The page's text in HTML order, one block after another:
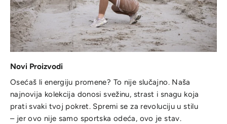
Novi Proizvodi
Osećaš li energiju promene? To nije slučajno. Naša
najnovija kolekcija donosi svežinu, strast i snagu koja
prati svaki tvoj pokret. Spremi se za revoluciju u stilu
– jer ovo nije samo sportska odeća, ovo je stav.